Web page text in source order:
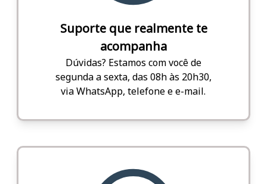
Suporte que realmente te
acompanha
Dúvidas? Estamos com você de
segunda a sexta, das 08h às 20h30,
via WhatsApp, telefone e e-mail.